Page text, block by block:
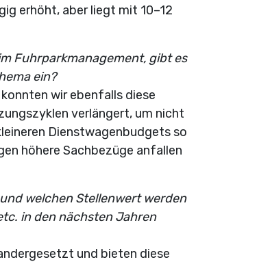
erhöht, aber liegt mit 10–12
Fuhrparkmanagement, gibt es
ein?
wir ebenfalls diese
verlängert, um nicht
Dienstwagenbudgets so
höhere Sachbezüge anfallen
welchen Stellenwert werden
in den nächsten Jahren
und bieten diese